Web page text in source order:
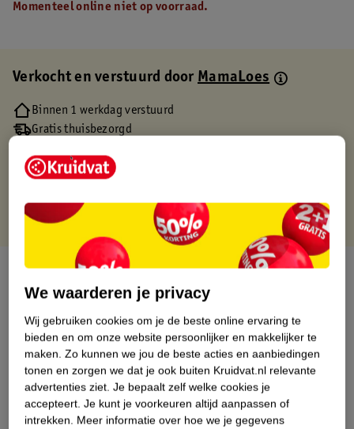
Momenteel online niet op voorraad.
Verkocht en verstuurd doorMamaLoes
Binnen 1 werkdag verstuurd
Gratis thuisbezorgd
Gratis punten met je Kruidvat kaart
Over dit product
Etiketinformatie
Nature Impact Score
Dit product heeft (nog) geen Nature
We waarderen je privacy
Wij gebruiken cookies om je de beste online ervaring te
bieden en om onze website persoonlijker en makkelijker te
maken. Zo kunnen we jou de beste acties en aanbiedingen
tonen en zorgen we dat je ook buiten Kruidvat.nl relevante
advertenties ziet. Je bepaalt zelf welke cookies je
accepteert. Je kunt je voorkeuren altijd aanpassen of
intrekken. Meer informatie over hoe we je gegevens